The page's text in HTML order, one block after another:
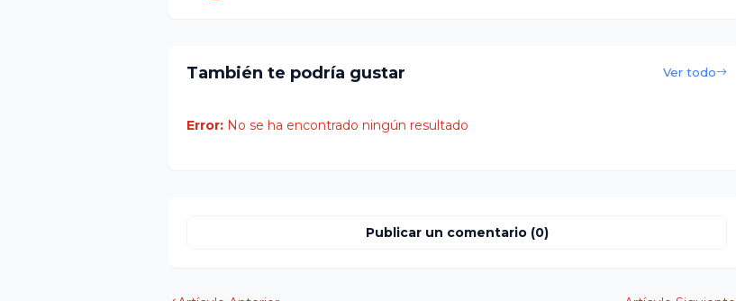
También te podría gustar Ver todo
Error: No se ha encontrado ningún resultado
Publicar un comentario (0)